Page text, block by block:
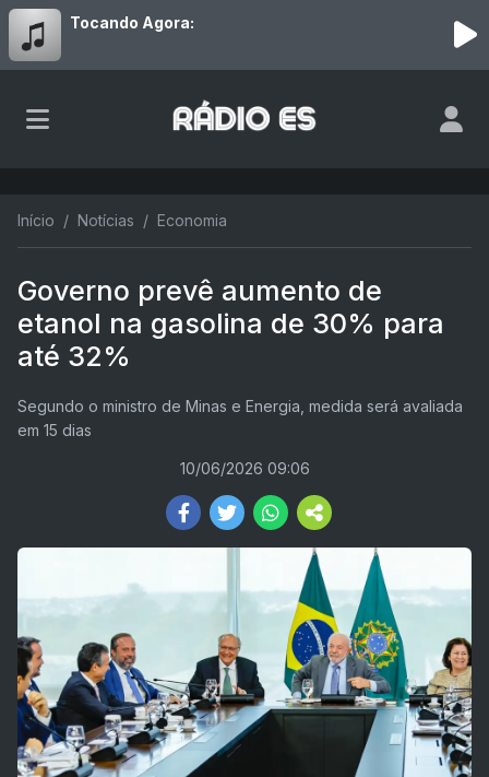
Tocando Agora:
Início Notícias Economia
Governo prevê aumento de
etanol na gasolina de 30% para
até 32%
Segundo o ministro de Minas e Energia, medida será avaliada
em 15 dias
10/06/2026 09:06